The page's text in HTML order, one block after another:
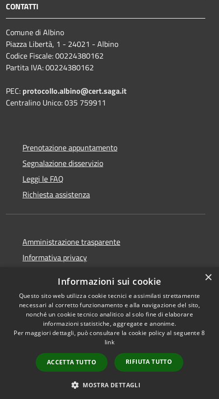
CONTATTI
Comune di Albino
Piazza Libertà, 1 - 24021 - Albino
Codice Fiscale: 00224380162
Partita IVA: 00224380162
PEC: protocollo.albino@cert.saga.it
Centralino Unico: 035 759911
Prenotazione appuntamento
Segnalazione disservizio
Leggi le FAQ
Richiesta assistenza
Amministrazione trasparente
Informativa privacy
Dichiarazione di accessibilità
RSS
Copyright © 2026 • Comune di
Municipium•
Accesso
redazione
×
Informazioni sui cookie
Questo sito web utilizza cookie tecnici e assimilati strettamente
necessari al corretto funzionamento e alla navigazione del sito,
nonché un cookie tecnico analitico al solo fine di elaborare
informazioni statistiche, aggregate e anonime.
Per maggiori dettagli, può consultare la cookie policy al seguente8
link
ACCETTA TUTTO RIFIUTA TUTTO
MOSTRA DETTAGLI